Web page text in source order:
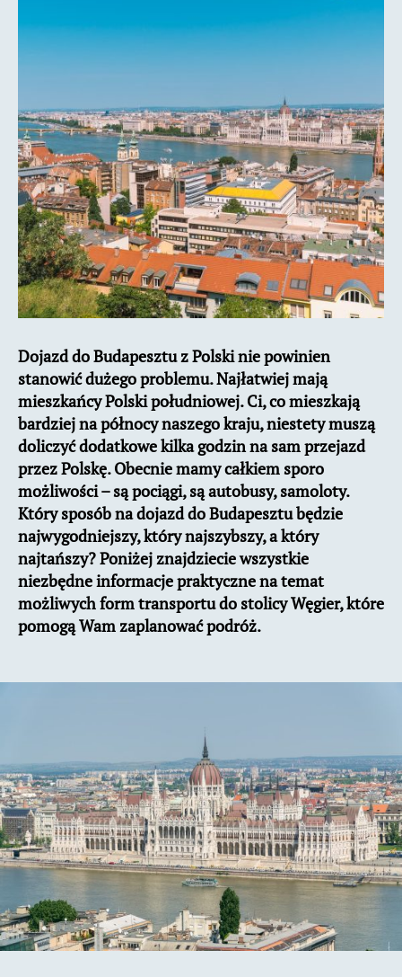
Dojazd do Budapesztu z Polski nie powinien
stanowić dużego problemu. Najłatwiej mają
mieszkańcy Polski południowej. Ci, co mieszkają
bardziej na północy naszego kraju, niestety muszą
doliczyć dodatkowe kilka godzin na sam przejazd
przez Polskę. Obecnie mamy całkiem sporo
możliwości – są pociągi, są autobusy, samoloty.
Który sposób na dojazd do Budapesztu będzie
najwygodniejszy, który najszybszy, a który
najtańszy? Poniżej znajdziecie wszystkie
niezbędne informacje praktyczne na temat
możliwych form transportu do stolicy Węgier, które
pomogą Wam zaplanować podróż.